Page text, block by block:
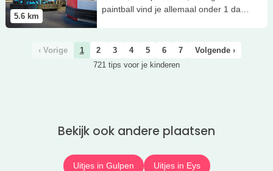
5.6 km
paintball vind je allemaal onder 1 dak
‹ Vorige 1 2 3 4 5 6 7
Volgende ›
721 tips voor je kinderen
Bekijk ook andere plaatsen
Uitjes in Gulpen Uitjes in Eys